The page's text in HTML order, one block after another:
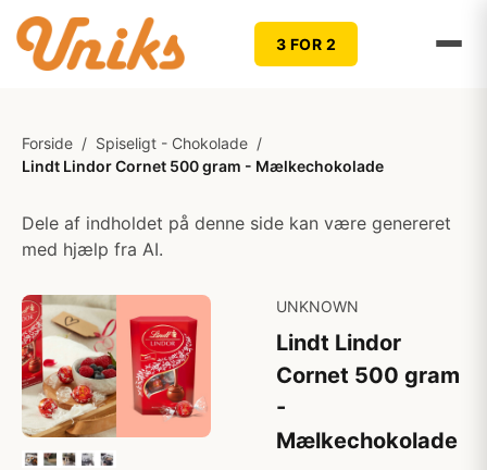
3 FOR 2
Forside / Spiseligt - Chokolade /
Lindt Lindor Cornet 500 gram - Mælkechokolade
Dele af indholdet på denne side kan være genereret
med hjælp fra AI.
UNKNOWN
Lindt Lindor
Cornet 500 gram
-
Mælkechokolade